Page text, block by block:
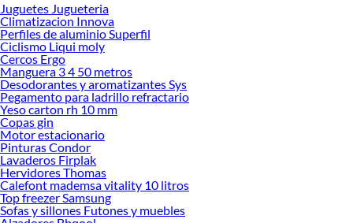
Juguetes Jugueteria
Climatizacion Innova
Perfiles de aluminio Superfil
Ciclismo Liqui moly
Cercos Ergo
Manguera 3 4 50 metros
Desodorantes y aromatizantes Sys
Pegamento para ladrillo refractario
Yeso carton rh 10 mm
Copas gin
Motor estacionario
Pinturas Condor
Lavaderos Firplak
Hervidores Thomas
Calefont mademsa vitality 10 litros
Top freezer Samsung
Sofas y sillones Futones y muebles